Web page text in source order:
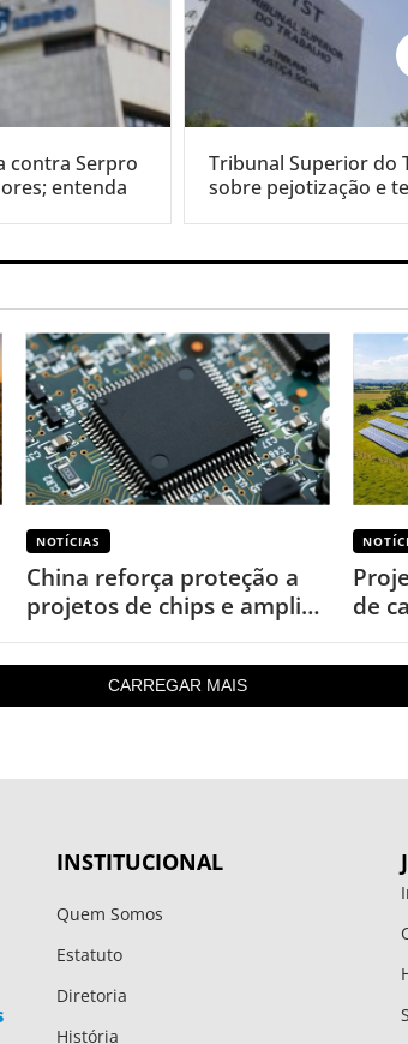
contra Serpro
entenda
Tribunal Superior do
sobre pejotização e
NOTÍCIAS
China reforça proteção a
projetos de chips e amplia
punições por cópias
de
CARREGAR MAIS
INSTITUCIONAL
Quem Somos
Estatuto
Diretoria
História